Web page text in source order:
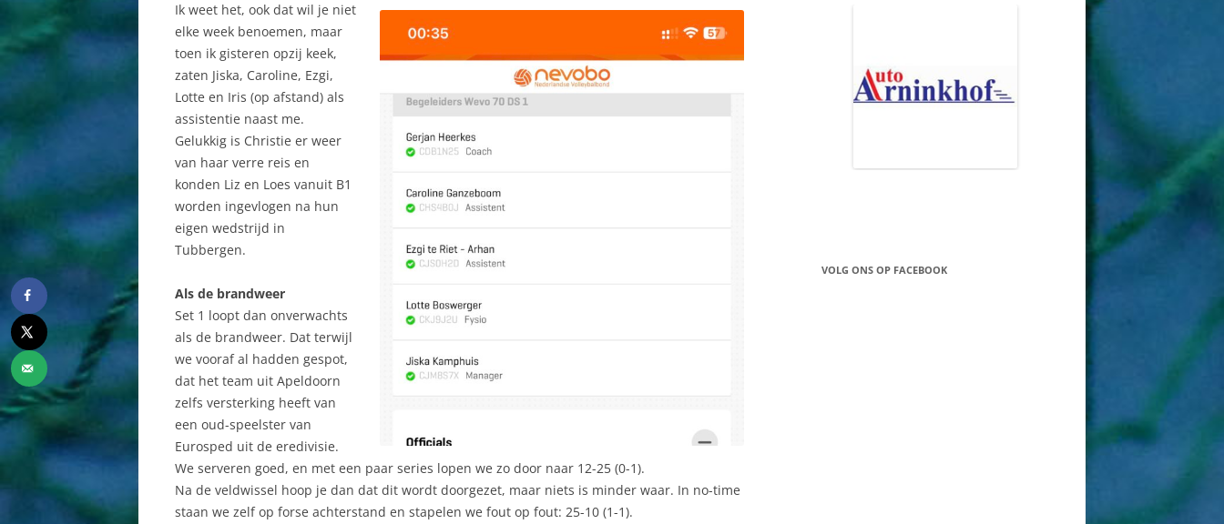
Ik weet het, ook dat wil je niet
elke week benoemen, maar
toen ik gisteren opzij keek,
zaten Jiska, Caroline, Ezgi,
Lotte en Iris (op afstand) als
assistentie naast me.
Gelukkig is Christie er weer
van haar verre reis en
konden Liz en Loes vanuit B1
worden ingevlogen na hun
eigen wedstrijd in
Tubbergen.
Als de brandweer
Set 1 loopt dan onverwachts
als de brandweer. Dat terwijl
we vooraf al hadden gespot,
dat het team uit Apeldoorn
zelfs versterking heeft van
een oud-speelster van
Eurosped uit de eredivisie.
We serveren goed, en met een paar series lopen we zo door naar 12-25 (0-1).
Na de veldwissel hoop je dan dat dit wordt doorgezet, maar niets is minder waar. In no-time
staan we zelf op forse achterstand en stapelen we fout op fout: 25-10 (1-1).
VOLG ONS OP FACEBOOK